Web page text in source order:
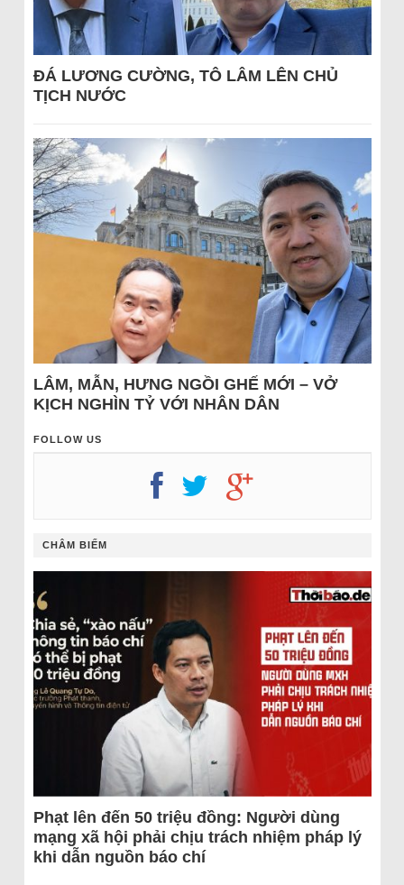
ĐÁ LƯƠNG CƯỜNG, TÔ LÂM LÊN CHỦ
TỊCH NƯỚC
LÂM, MẪN, HƯNG NGỒI GHẾ MỚI – VỞ
KỊCH NGHÌN TỶ VỚI NHÂN DÂN
FOLLOW US
CHÂM BIẾM
Phạt lên đến 50 triệu đồng: Người dùng
mạng xã hội phải chịu trách nhiệm pháp lý
khi dẫn nguồn báo chí